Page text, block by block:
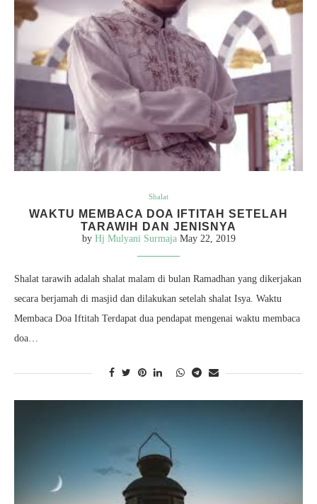
Shalat
WAKTU MEMBACA DOA IFTITAH SETELAH
TARAWIH DAN JENISNYA
by Hj Mulyani Surmaja May 22, 2019
Shalat tarawih adalah shalat malam di bulan Ramadhan yang dikerjakan
secara berjamah di masjid dan dilakukan setelah shalat Isya. Waktu
Membaca Doa Iftitah Terdapat dua pendapat mengenai waktu membaca
doa…